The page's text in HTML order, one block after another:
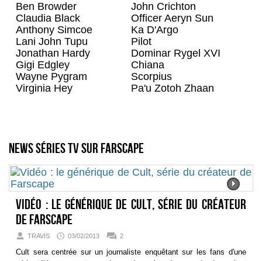
Ben Browder
John Crichton
Claudia Black
Officer Aeryn Sun
Anthony Simcoe
Ka D'Argo
Lani John Tupu
Pilot
Jonathan Hardy
Dominar Rygel XVI
Gigi Edgley
Chiana
Wayne Pygram
Scorpius
Virginia Hey
Pa'u Zotoh Zhaan
News séries TV sur Farscape
Vidéo : le générique de Cult, série du créateur
de Farscape
TRAVIS 03/02/2013 2
Cult sera centrée sur un journaliste enquêtant sur les fans d'une